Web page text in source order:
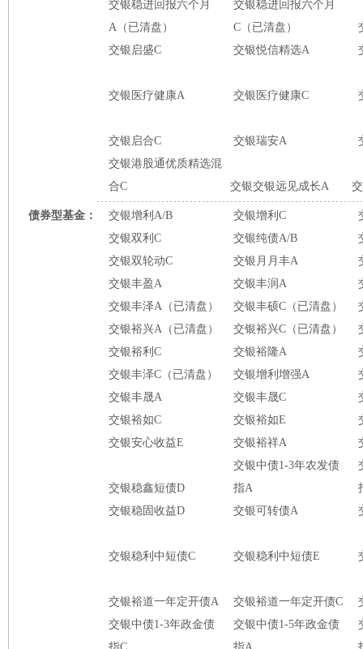
交银稳进回报六个月
A（已清盘）
交银稳进回报六个月
C（已清盘）
交银启盛C
交银悦信精选A
交银医疗健康A 交银医疗健康C
交银启合C 交银瑞安A
交银港股通优质精选混
合C
交银交银远见成长A
债券型基金： 交银增利A/B 交银增利C
交银双利C
交银纯债A/B
交银双轮动C
交银月月丰A
交银丰盈A
交银丰润A
交银丰泽A（已清盘）
交银丰硕C（已清盘）
交银裕兴A（已清盘）
交银裕兴C（已清盘）
交银裕利C
交银裕隆A
交银丰泽C（已清盘）
交银增利增强A
交银丰晟A
交银丰晟C
交银裕如C
交银裕如E
交银安心收益E
交银裕祥A
交银稳鑫短债D
交银中债1-3年农发债
指A
交银稳固收益D
交银可转债A
交银稳利中短债C 交银稳利中短债E
交银裕道一年定开债A 交银裕道一年定开债C
交银中债1-3年政金债
交银中债1-5年政金债